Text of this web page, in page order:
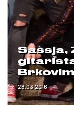
Sassja,
28.03.2016